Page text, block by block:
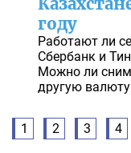
году
Работают ли
Сбербанк и
Можно ли
другую
1 2 3 4